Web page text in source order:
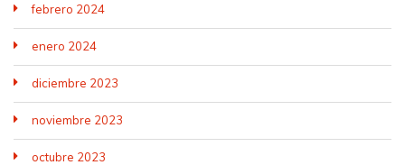
febrero 2024
enero 2024
diciembre 2023
noviembre 2023
octubre 2023